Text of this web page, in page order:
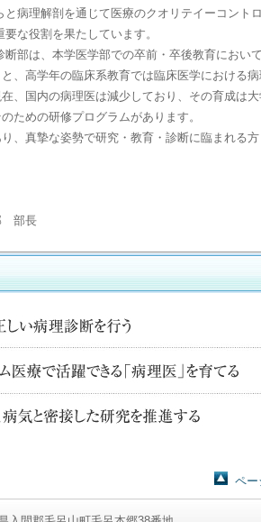
と病理解剖を通じて医療のクオリテイーコント
な役割を果たしています。
部は、本学医学部での卒前・卒後教育におい
、高学年の臨床系教育では臨床医学における
、国内の病理医は減少しており、その育成は
ための研修プログラムがあります。
、真摯な姿勢で研究・教育・診断に臨まれる方
部長
ペー